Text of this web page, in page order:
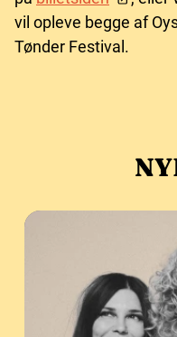
vil opleve begge af
Tønder Festival.